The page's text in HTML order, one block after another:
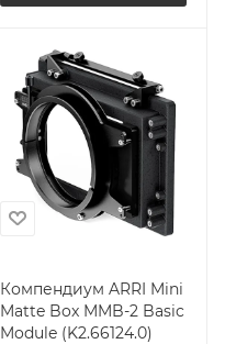
Компендиум ARRI Mini
Matte Box MMB-2 Basic
Module (K2.66124.0)